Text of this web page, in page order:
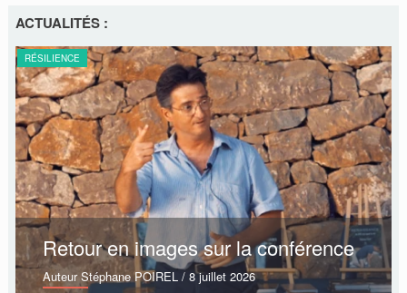
ACTUALITÉS :
RÉSILIENCE
Retour en images sur la conférence
Auteur Stéphane POIREL/ 8 juillet 2026